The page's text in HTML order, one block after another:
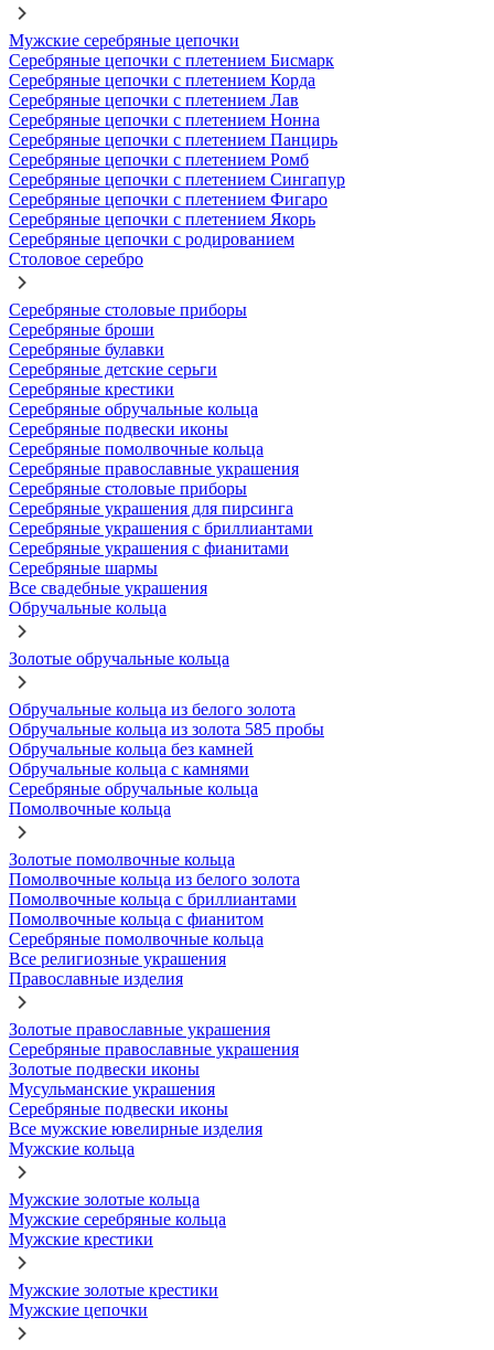
Мужские серебряные цепочки
Серебряные цепочки с плетением Бисмарк
Серебряные цепочки с плетением Корда
Серебряные цепочки с плетением Лав
Серебряные цепочки с плетением Нонна
Серебряные цепочки с плетением Панцирь
Серебряные цепочки с плетением Ромб
Серебряные цепочки с плетением Сингапур
Серебряные цепочки с плетением Фигаро
Серебряные цепочки с плетением Якорь
Серебряные цепочки с родированием
Столовое серебро
Серебряные столовые приборы
Серебряные броши
Серебряные булавки
Серебряные детские серьги
Серебряные крестики
Серебряные обручальные кольца
Серебряные подвески иконы
Серебряные помолвочные кольца
Серебряные православные украшения
Серебряные столовые приборы
Серебряные украшения для пирсинга
Серебряные украшения с бриллиантами
Серебряные украшения с фианитами
Серебряные шармы
Все свадебные украшения
Обручальные кольца
Золотые обручальные кольца
Обручальные кольца из белого золота
Обручальные кольца из золота 585 пробы
Обручальные кольца без камней
Обручальные кольца с камнями
Серебряные обручальные кольца
Помолвочные кольца
Золотые помолвочные кольца
Помолвочные кольца из белого золота
Помолвочные кольца с бриллиантами
Помолвочные кольца с фианитом
Серебряные помолвочные кольца
Все религиозные украшения
Православные изделия
Золотые православные украшения
Серебряные православные украшения
Золотые подвески иконы
Мусульманские украшения
Серебряные подвески иконы
Все мужские ювелирные изделия
Мужские кольца
Мужские золотые кольца
Мужские серебряные кольца
Мужские крестики
Мужские золотые крестики
Мужские цепочки